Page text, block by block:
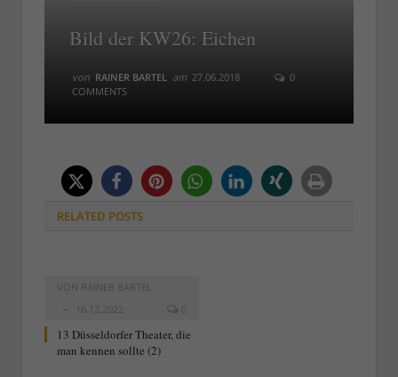
Bild der KW26: Eichen
von RAINER BARTEL am 27.06.2018
0
COMMENTS
RELATED POSTS
VON RAINER BARTEL
16.12.2022
0
13 Düsseldorfer Theater, die
man kennen sollte (2)